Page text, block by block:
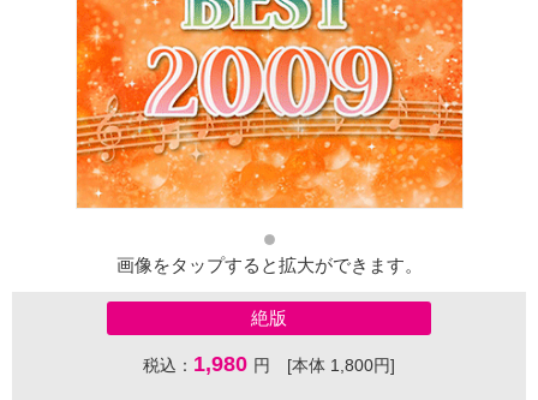
画像をタップすると拡大ができます。
絶版
税込： 1,980 円 [本体 1,800円]